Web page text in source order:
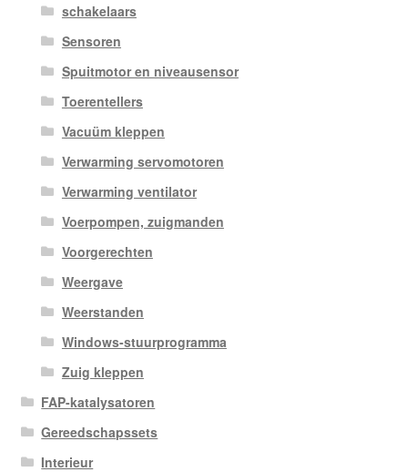
schakelaars
Sensoren
Spuitmotor en niveausensor
Toerentellers
Vacuüm kleppen
Verwarming servomotoren
Verwarming ventilator
Voerpompen, zuigmanden
Voorgerechten
Weergave
Weerstanden
Windows-stuurprogramma
Zuig kleppen
FAP-katalysatoren
Gereedschapssets
Interieur